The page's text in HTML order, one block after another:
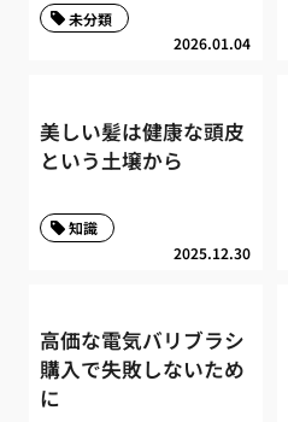
2026.01.04
未分類
美しい髪は健康な頭皮
という土壌から
2025.12.30
知識
高価な電気バリブラシ
購入で失敗しないため
に